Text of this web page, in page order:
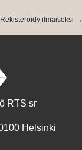
Rekisteröidy ilmaiseksi →
RTS sr
Helsinki